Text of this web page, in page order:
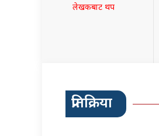
लेखकबाट थप
प्रतिक्रिया